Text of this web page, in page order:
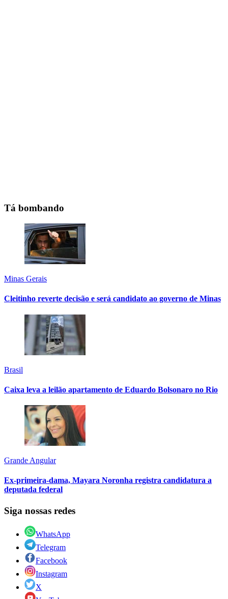
Tá bombando
Minas Gerais
Cleitinho reverte decisão e será candidato ao governo de Minas
Brasil
Caixa leva a leilão apartamento de Eduardo Bolsonaro no Rio
Grande Angular
Ex-primeira-dama, Mayara Noronha registra candidatura a
deputada federal
Siga nossas redes
WhatsApp
Telegram
Facebook
Instagram
X